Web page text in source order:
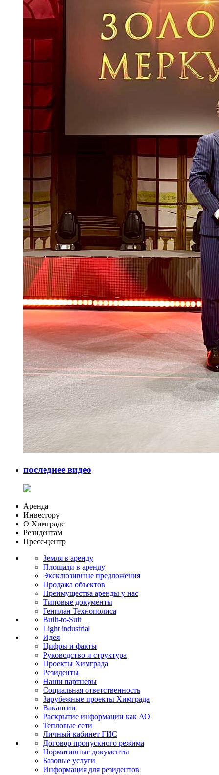
последнее видео
Аренда
Инвестору
О Химграде
Резидентам
Пресс-центр
Земля в аренду
Площади в аренду
Эксклюзивные предложения
Продажа объектов
Преимущества аренды у нас
Типовые документы
Генплан Технополиса
Built-to-Suit
Light industrial
Идея
Цифры и факты
Руководство и структура
Проекты Химграда
Резиденты
Наши партнеры
Социальная ответственность
Зарубежные проекты Химграда
Вакансии
Раскрытие информации как АО
Тепловые сети
Личный кабинет ГИС
Договор пропускного режима
Нормативные документы
Базовые услуги
Информация для резидентов